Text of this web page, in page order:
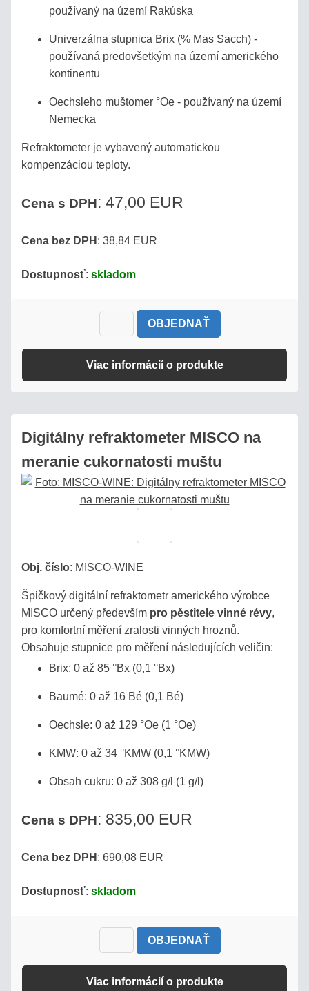
používaný na území Rakúska
Univerzálna stupnica Brix (% Mas Sacch) -
používaná predovšetkým na území amerického
kontinentu
Oechsleho muštomer °Oe - používaný na území
Nemecka
Refraktometer je vybavený automatickou
kompenzáciou teploty.
Cena s DPH: 47,00 EUR
Cena bez DPH : 38,84 EUR
Dostupnosť: skladom
OBJEDNAŤ
Viac informácií o produkte
Digitálny refraktometer MISCO na
meranie cukornatosti muštu
Obj. číslo: MISCO-WINE
Špičkový digitální refraktometr amerického výrobce
MISCO určený především pro pěstitele vinné révy,
pro komfortní měření zralosti vinných hroznů.
Obsahuje stupnice pro měření následujících veličin:
Brix: 0 až 85 °Bx (0,1 °Bx)
Baumé: 0 až 16 Bé (0,1 Bé)
Oechsle: 0 až 129 °Oe (1 °Oe)
KMW: 0 až 34 °KMW (0,1 °KMW)
Obsah cukru: 0 až 308 g/l (1 g/l)
Cena s DPH: 835,00 EUR
Cena bez DPH : 690,08 EUR
Dostupnosť: skladom
OBJEDNAŤ
Viac informácií o produkte
SOĽANKY
VÝROBKY
REFRAKTOMETRE
REFRAKTOMETRE
DIGITÁLNE
VST
REFRAKTOMETRE
PRÍSLUŠENSTVO
HLINÍKOVÉ
PODMIENKY
SLEDOVANIE